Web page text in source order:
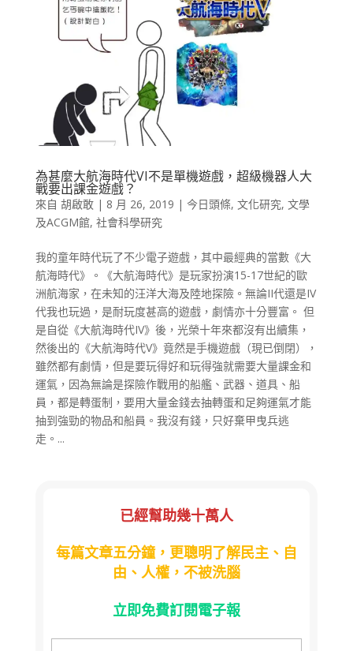
為甚麼大航海時代VI不是單機遊戲，超級機器人大
戰要出課金遊戲？
來自 胡啟敢| 8 月 26, 2019 | 今日頭條, 文化研究, 文學
及ACGM館, 社會科學研究
我的童年時代玩了不少電子遊戲，其中最經典的當數《大
航海時代》。《大航海時代》是玩家扮演15-17世紀的歐
洲航海家，在未知的汪洋大海及陸地探險。無論II代還是IV
代我也玩過，是耐玩度甚高的遊戲，劇情亦十分豐富。 但
是自從《大航海時代IV》後，光榮十年來都沒有出續集，
然後出的《大航海時代V》竟然是手機遊戲（現已倒閉），
雖然都有劇情，但是要玩得好和玩得強就需要大量課金和
運氣，因為無論是探險作戰用的船艦、武器、道具、船
員，都是轉蛋制，要用大量金錢去抽轉蛋和足夠運氣才能
抽到強勁的物品和船員。我沒有錢，只好棄甲曳兵逃
走。...
已經幫助幾十萬人
每篇文章五分鐘，更聰明了解民主、自
由、人權，不被洗腦
立即免費訂閱電子報